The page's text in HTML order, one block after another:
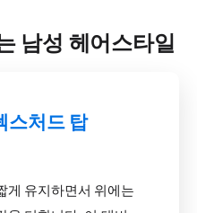
남성 헤어스타일
스처드 탑
게 유지하면서 위에는